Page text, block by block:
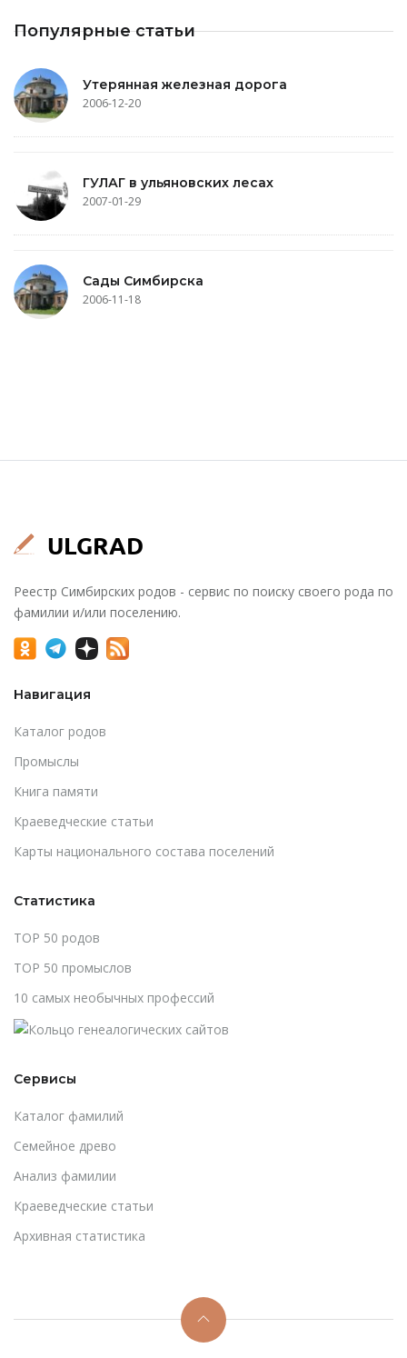
Популярные статьи
Утерянная железная дорога
2006-12-20
ГУЛАГ в ульяновских лесах
2007-01-29
Сады Симбирска
2006-11-18
Реестр Симбирских родов - сервис по поиску своего рода по
фамилии и/или поселению.
Навигация
Каталог родов
Промыслы
Книга памяти
Краеведческие статьи
Карты национального состава поселений
Статистика
TOP 50 родов
TOP 50 промыслов
10 самых необычных профессий
Сервисы
Каталог фамилий
Cемейное древо
Анализ фамилии
Краеведческие статьи
Архивная статистика